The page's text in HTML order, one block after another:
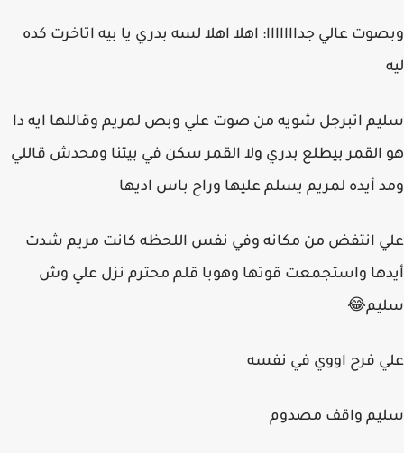
وبصوت عالي جدااااااا: اهلا اهلا لسه بدري يا بيه اتاخرت كده
ليه
سليم اتبرجل شويه من صوت علي وبص لمريم وقاللها ايه دا
هو القمر بيطلع بدري ولا القمر سكن في بيتنا ومحدش قاللي
ومد أيده لمريم يسلم عليها وراح باس اديها
علي انتفض من مكانه وفي نفس اللحظه كانت مريم شدت
أيدها واستجمعت قوتها وهوبا قلم محترم نزل علي وش
سليم😂
علي فرح اووي في نفسه
سليم واقف مصدوم